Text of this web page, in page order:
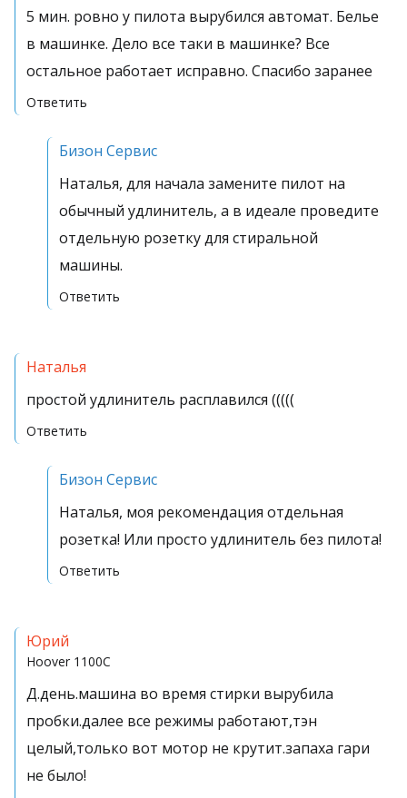
5 мин. ровно у пилота вырубился автомат. Белье
в машинке. Дело все таки в машинке? Все
остальное работает исправно. Спасибо заранее
Ответить
Бизон Сервис
Наталья, для начала замените пилот на
обычный удлинитель, а в идеале проведите
отдельную розетку для стиральной
машины.
Ответить
Наталья
простой удлинитель расплавился (((((
Ответить
Бизон Сервис
Наталья, моя рекомендация отдельная
розетка! Или просто удлинитель без пилота!
Ответить
Юрий
Hoover 1100C
Д.день.машина во время стирки вырубила
пробки.далее все режимы работают,тэн
целый,только вот мотор не крутит.запаха гари
не было!